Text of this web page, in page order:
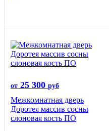
от 25 300 руб
Межкомнатная дверь
Доротея массив сосны
слоновая кость ПО